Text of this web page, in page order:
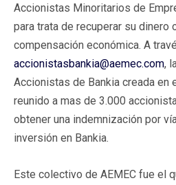
Accionistas Minoritarios de
para trata de recuperar su dinero
compensación económica. A
accionistasbankia@aemec.com,
Accionistas de Bankia creada en
reunido a mas de 3.000
obtener una indemnización por
inversión en Bankia.
Este colectivo de AEMEC fue el